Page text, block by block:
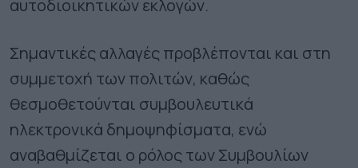
αυτοδιοικητικών εκλογών.
Σημαντικές αλλαγές προβλέπονται και στη
συμμετοχή των πολιτών, καθώς
θεσμοθετούνται συμβουλευτικά
ηλεκτρονικά δημοψηφίσματα, ενώ
αναβαθμίζεται ο ρόλος των Συμβουλίων